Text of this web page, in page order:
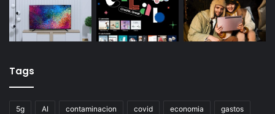
Tags
5g AI contaminacion covid economia gastos